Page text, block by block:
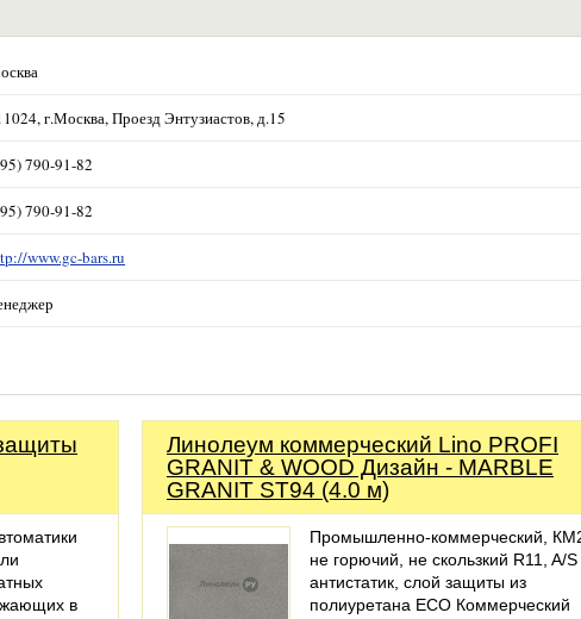
г.Москва, Проезд Энтузиастов, д.15
790-91-82
790-91-82
www.gc-bars.ru
в
Линолеум коммерческий Lino PROFI
GRANIT & WOOD Дизайн - MARBLE
GRANIT ST94 (4.0 м)
Промышленно-коммерческий,
не горючий, не скользкий R11, A/S
антистатик, слой защиты из
полиуретана ECO Коммерческий